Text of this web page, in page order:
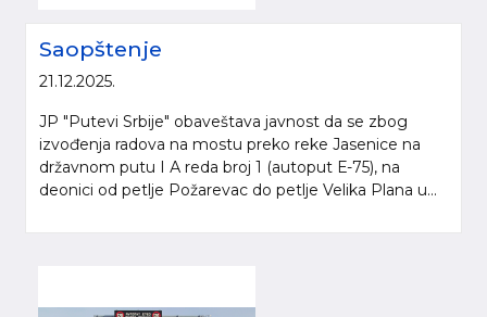
Saopštenje
21.12.2025.
JP "Putevi Srbije" obaveštava javnost da se zbog
izvođenja radova na mostu preko reke Jasenice na
državnom putu I А reda broj 1 (autoput Е-75), na
deonici od petlje Požarevac do petlje Velika Plana u...